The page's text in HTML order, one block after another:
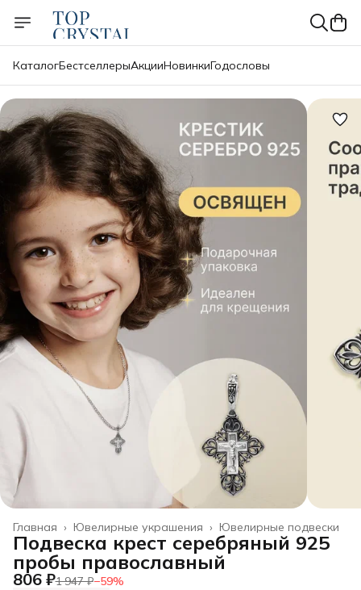
КаталогБестселлерыАкцииНовинкиГодословы
Ювелирные подвески
Ювелирные украшения ›
Главная ›
Подвеска крест серебряный 925
пробы православный
806 ₽1 947 ₽−59%